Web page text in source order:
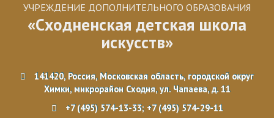
УЧРЕЖДЕНИЕ ДОПОЛНИТЕЛЬНОГО ОБРАЗОВАНИЯ
«Сходненская детская школа
искусств»
141420, Россия, Московская область, городской округ
Химки, микрорайон Сходня, ул. Чапаева, д. 11
+7 (495) 574-13-33; +7 (495) 574-29-11